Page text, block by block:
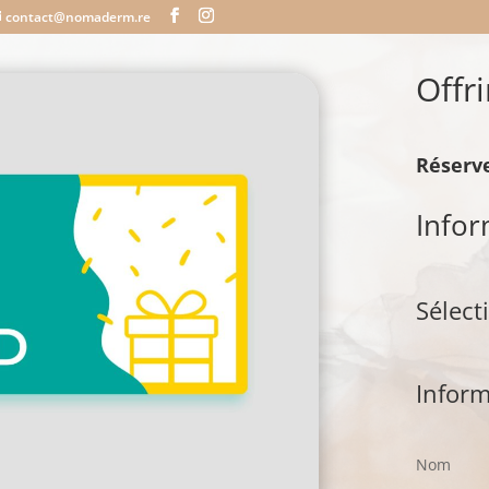
contact@nomaderm.re
Nom